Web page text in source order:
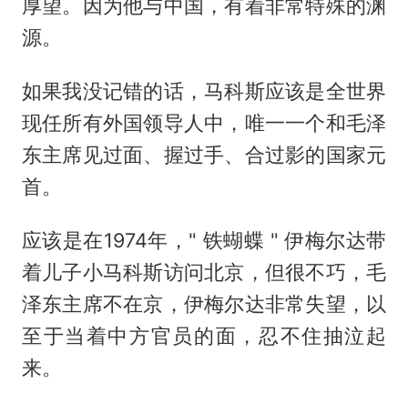
厚望。因为他与中国，有着非常特殊的渊
源。
如果我没记错的话，马科斯应该是全世界
现任所有外国领导人中，唯一一个和毛泽
东主席见过面、握过手、合过影的国家元
首。
应该是在1974年，" 铁蝴蝶 " 伊梅尔达带
着儿子小马科斯访问北京，但很不巧，毛
泽东主席不在京，伊梅尔达非常失望，以
至于当着中方官员的面，忍不住抽泣起
来。